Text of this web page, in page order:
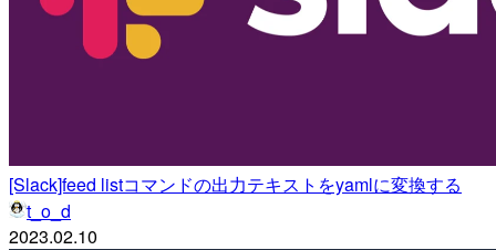
[Slack]feed listコマンドの出力テキストをyamlに変換する
t_o_d
2023.02.10